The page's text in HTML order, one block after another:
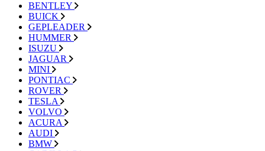
BENTLEY
BUICK
GEPLEADER
HUMMER
ISUZU
JAGUAR
MINI
PONTIAC
ROVER
TESLA
VOLVO
ACURA
AUDI
BMW